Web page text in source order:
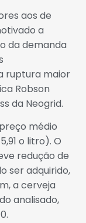
aos de
a
da demanda
ruptura maior
Robson
da Neogrid.
médio
o litro). O
redução de
ser adquirido,
a cerveja
analisado,